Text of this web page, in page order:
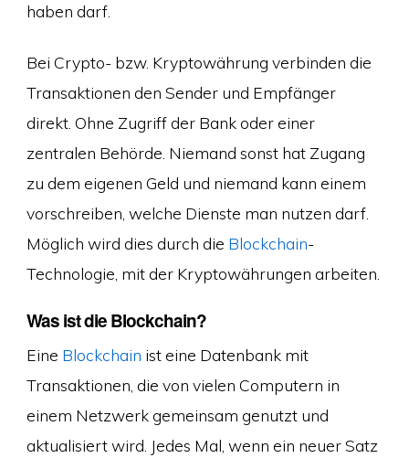
haben darf.
Bei Crypto- bzw. Kryptowährung verbinden die
Transaktionen den Sender und Empfänger
direkt. Ohne Zugriff der Bank oder einer
zentralen Behörde. Niemand sonst hat Zugang
zu dem eigenen Geld und niemand kann einem
vorschreiben, welche Dienste man nutzen darf.
Möglich wird dies durch die Blockchain-
Technologie, mit der Kryptowährungen arbeiten.
Was ist die Blockchain?
Eine Blockchain ist eine Datenbank mit
Transaktionen, die von vielen Computern in
einem Netzwerk gemeinsam genutzt und
aktualisiert wird. Jedes Mal, wenn ein neuer Satz